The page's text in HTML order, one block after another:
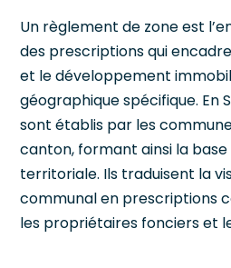
Un règlement de zone est
des prescriptions qui
et le développement
géographique spécifique. En
sont établis par les
canton, formant ainsi la
territoriale. Ils traduisent la
communal en prescriptions
les propriétaires fonciers et